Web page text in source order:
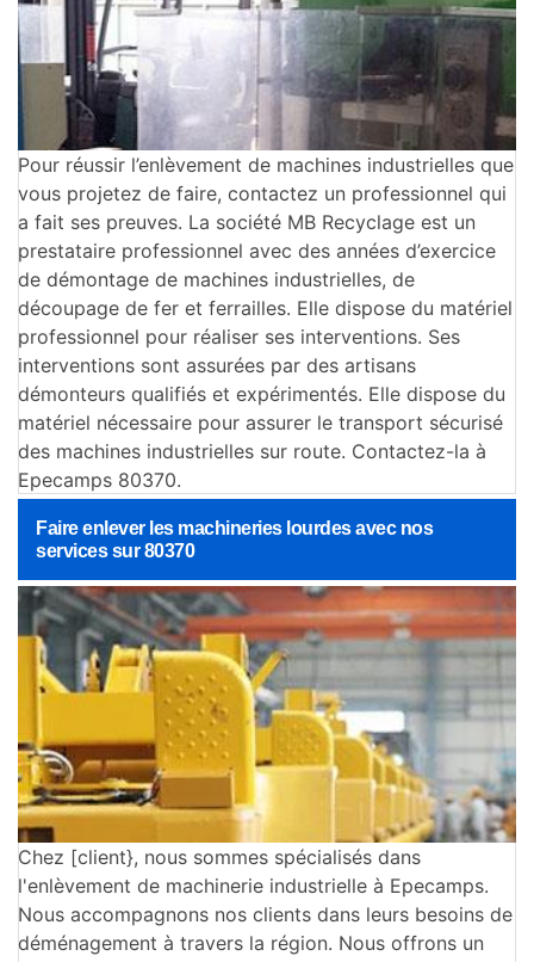
Pour réussir l’enlèvement de machines industrielles que
vous projetez de faire, contactez un professionnel qui
a fait ses preuves. La société MB Recyclage est un
prestataire professionnel avec des années d’exercice
de démontage de machines industrielles, de
découpage de fer et ferrailles. Elle dispose du matériel
professionnel pour réaliser ses interventions. Ses
interventions sont assurées par des artisans
démonteurs qualifiés et expérimentés. Elle dispose du
matériel nécessaire pour assurer le transport sécurisé
des machines industrielles sur route. Contactez-la à
Epecamps 80370.
Faire enlever les machineries lourdes avec nos
services sur 80370
Chez [client}, nous sommes spécialisés dans
l'enlèvement de machinerie industrielle à Epecamps.
Nous accompagnons nos clients dans leurs besoins de
déménagement à travers la région. Nous offrons un